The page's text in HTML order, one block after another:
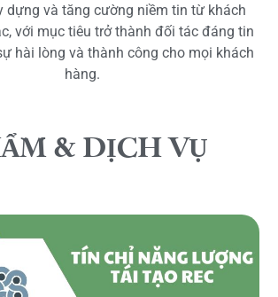
dựng và tăng cường niềm tin từ khách
với mục tiêu trở thành đối tác đáng tin
hài lòng và thành công cho mọi khách
hàng.
& DỊCH VỤ